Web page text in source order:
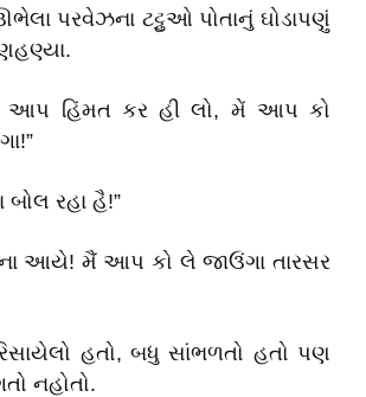
પરવેઝના ટટ્ટુઓ પોતાનું ઘોડાપણું
આપ હિંમત કર હી લો, મેં આપ કો
બોલ રહા હૈ!”
ના આયે! મૈં આપ કો લે જાઉંગા તારસર
હતો, બધુ સાંભળતો હતો પણ
નહોતો.